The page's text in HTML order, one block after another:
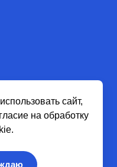
сайт,
на обработку